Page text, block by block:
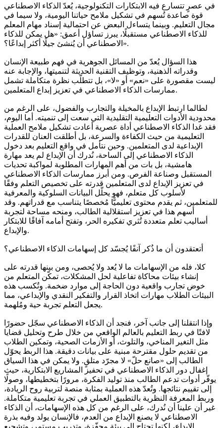
في عصرٍ تتسارع فيه الابتكارات التكنولوجية، يُعدّ الذكاء الاصطناعي
قوة صاعدة تُسهم في تشكيل ملامح حياتنا اليومية، ولا سيما في
مجال التعليم. وبينما يتساءل البعض عن احتمالية إسناد مهام المعلم
للذكاء الاصطناعي مستقبلًا، يبرز تساؤل أعمق: «هل يمكن للذكاء
الاصطناعي أن يُنشئ جيلًا أكثر إبداعًا؟».
هذا السؤال يُعدّ من المسائل الجوهرية في فهم طبيعة الإنسان
وقدراته الذهنية، وتوظيف التقنية الحديثة لتنميتها، والإجابة عنه
ليست مقصورة على «نعم» أو «لا»، بل تتطلّب نظرة متكاملة تشمل
ممارسات الذكاء الاصطناعي في تعزيز إبداع المتعلمين.
لطالما ارتبط الإبداع بالمخيلة والتجارب والفضول، على الرغم من
محدودية الأدوات التعليمية التقليدية التي سعت إلى تنميته. أما اليوم،
فقد غدا الذكاء الاصطناعي أداة عصرية أعادت تشكيل ملامح العملية
التعليمية من حيث الكفاءة والسرعة، بل أطلقت العنان للقدرات
الإبداعية لدى المتعلمين. وحين نتأمل في واقع التعليم بعد دخول
الذكاء الاصطناعي إلى الساحة، نُدرك أن الإبداع لم يعد مهارة
هامشية، بل بات من أهم المهارات المطلوبة لمواكبة تحديات
المستقبل وصناعة الفرص. ومن أبرز ممارسات الذكاء الاصطناعي
في تعزيز الإبداع لدى المتعلمين قدرته على تخصيص التعلم وفقًا
لأسلوب كل متعلم، فهو يحلّل البيانات السلوكية والمعرفية
للمتعلمين، ثم يقدم محتوى تعليميًّا مُخصصًا يتناسب مع قدراتهم. وقد
أسهم هذا في تعزيز استقلالية الطالب، ومنحه مساحة لتجربة
أساليب تعلم متعددة تُثري تفكيره الحر، وتفتح أمامه آفاقًا للابتكار
والإبداع.
أتعتقدون أن ما ذُكر آنفًا يُجسّد كل إسهامات الذكاء الاصطناعي؟
كلا، فله من الإسهامات ما لا يُعد ولا يُحصى، ومن بينها قدرته على
إنشاء بيئات محاكاة تفاعلية لحل المشكلات، تمكّن المتعلم من
خوض تجارب واقعية دون الحاجة إلى موارد ضخمة. وتُكسب هذه
البيئات الطلاب مهارات اتخاذ القرار والتفكير النقدي والإبداعي، مما
يجعل التعلم تجربة حية ومُلهمة.
وإذا انتقلنا إلى جانب آخر، فنجد أن الذكاء الاصطناعي سجّل حضورًا
لافتًا في ربط التعليم بالعالم الواقعي من خلال طرح وتحليل قضايا
مثل التغير المناخي، والتلوث، أو الأزمات الصحية، وتمكين الطلاب
من تقديم حلول مقترحة مبنية على بيانات دقيقة. هذا الربط يحوّل
الطالب إلى «صانع حلّ» لا مجرّد متلقٍ. ولا يمكن في هذا السياق
إغفال دور الذكاء الاصطناعي في تحفيز المشاريع الابتكارية، حيث
يوفّر أدوات تدعم الطالب منذ توليد الفكرة، مرورًا بتخطيطها، وصولًا
إلى تقييم نتائجها. وتُعدّ هذه العملية بمثابة منصة لتربية روح الريادة،
وربط المعرفة النظرية بالتطبيق العملي في تجربة تعليمية متكاملة.
غير أن علينا أن نُدرك، على الرغم من كل هذه الإسهامات، أن الذكاء
الاصطناعي لا يصنع الإبداع من العدم، فالإنسان يولد وفيه بذرة